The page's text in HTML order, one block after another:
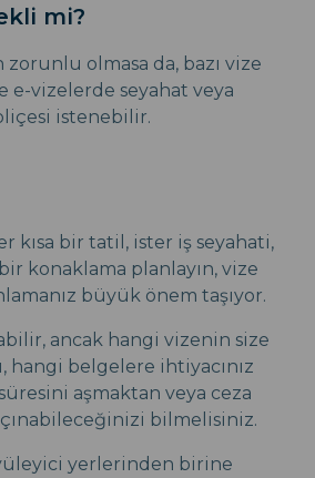
mi?
olmasa da, bazı vize
e-vizelerde seyahat veya
istenebilir.
kısa bir tatil, ister iş seyahati,
konaklama planlayın, vize
büyük önem taşıyor.
ancak hangi vizenin size
belgelere ihtiyacınız
aşmaktan veya ceza
bilmelisiniz.
yerlerinden birine